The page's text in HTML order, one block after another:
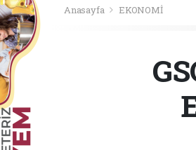
Anasayfa EKONOMİ